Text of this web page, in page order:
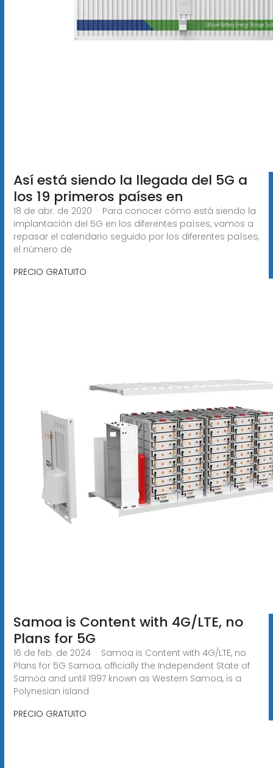
Así está siendo la llegada del 5G a
los 19 primeros países en
18 de abr. de 2020 · Para conocer cómo está siendo la
implantación del 5G en los diferentes países, vamos a
repasar el calendario seguido por los diferentes países,
el número de
PRECIO GRATUITO
Samoa is Content with 4G/LTE, no
Plans for 5G
16 de feb. de 2024 · Samoa is Content with 4G/LTE, no
Plans for 5G Samoa, officially the Independent State of
Samoa and until 1997 known as Western Samoa, is a
Polynesian island
PRECIO GRATUITO